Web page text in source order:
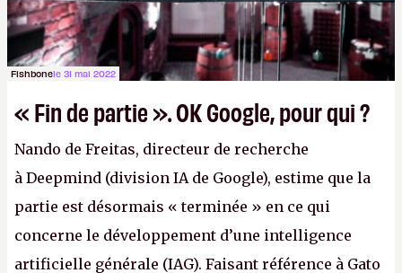
Fishbonele 31 mai 2022
« Fin de partie ». OK Google, pour qui ?
Nando de Freitas, directeur de recherche
à Deepmind (division IA de Google), estime que la
partie est désormais « terminée » en ce qui
concerne le développement d’une intelligence
artificielle générale (IAG). Faisant référence à Gato